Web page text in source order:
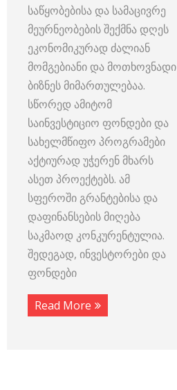
საწყობებისა და სამაცივრე
მეურნეობების შექმნა დღეს
ეკონომიკურად ძალიან
მომგებიანი და მოთხოვნადი
ბიზნეს მიმართულებაა.
სწორედ ამიტომ
საინვესტიციო ფონდები და
სახელმწიფო პროგრამები
აქტიურად უჭერენ მხარს
ასეთ პროექტებს. ამ
სფეროში გრანტებისა და
დაფინანსების მიღება
საკმაოდ კონკურენტულია.
შედეგად, ინვესტორები და
ფონდები
Read More